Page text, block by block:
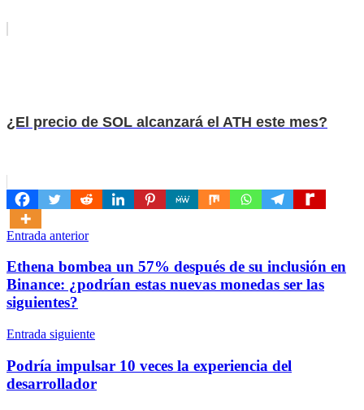
¿El precio de SOL alcanzará el ATH este mes?
Navegación
de
entradas
Entrada anterior
Ethena bombea un 57% después de su inclusión en
Binance: ¿podrían estas nuevas monedas ser las
siguientes?
Entrada siguiente
Podría impulsar 10 veces la experiencia del
desarrollador